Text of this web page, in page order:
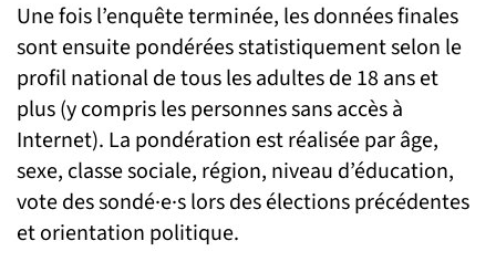
Une fois l’enquête terminée, les données finales
sont ensuite pondérées statistiquement selon le
profil national de tous les adultes de 18 ans et
plus (y compris les personnes sans accès à
Internet). La pondération est réalisée par âge,
sexe, classe sociale, région, niveau d’éducation,
vote des sondé·e·s lors des élections précédentes
et orientation politique.